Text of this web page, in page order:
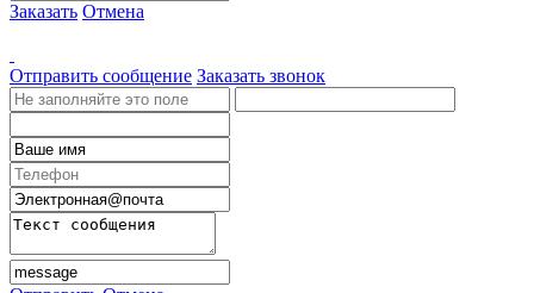
Заказать Отмена
Отправить сообщение Заказать звонок